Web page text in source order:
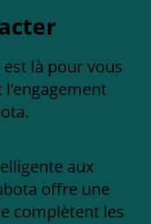
est là pour vous
l'engagement
aux
offre une
complètent les